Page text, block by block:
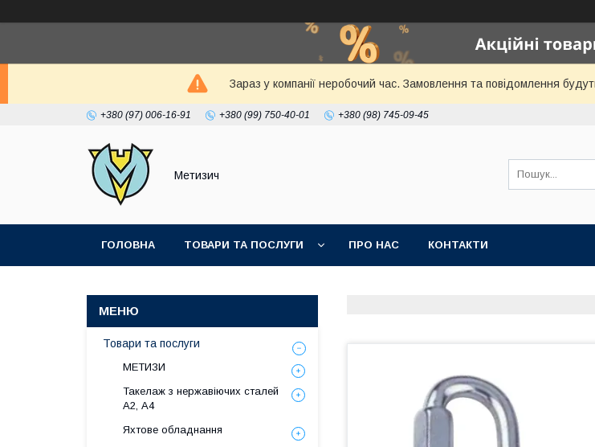
Зараз у компанії неробочий час. Замовлення та повідомлення
+380 (97) 006-16-91 +380 (99) 750-40-01 +380 (98) 745-09-45
Метизич
ГОЛОВНА ТОВАРИ ТА ПОСЛУГИ ПРО НАС КОНТАКТИ
Товари та послуги
МЕТИЗИ
Такелаж з нержавіючих сталей
А2, А4
Яхтове обладнання